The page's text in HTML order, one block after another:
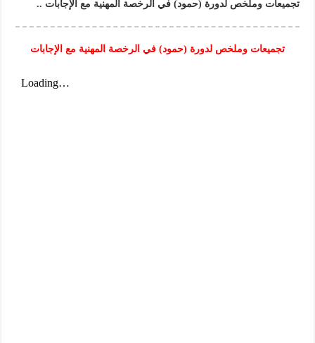
تجميعات وملخص لدورة (حمود) في الرخصة المهنية مع الإجابات ..
تجميعات وملخص لدورة (حمود) في الرخصة المهنية مع الإجابات